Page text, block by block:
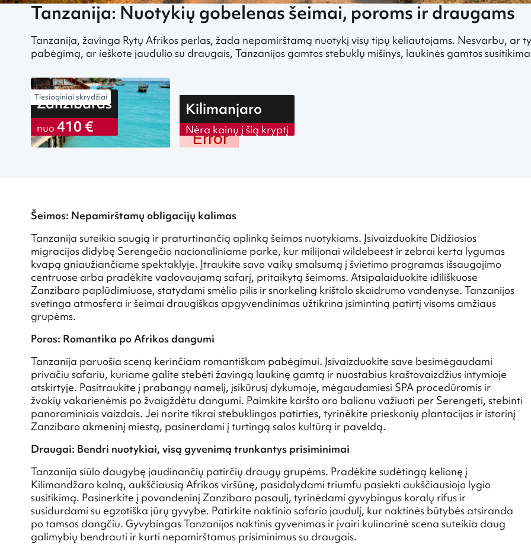
Tanzanija: Nuotykių gobelenas šeimai, poroms ir draugams
Tanzanija, žavinga Rytų Afrikos perlas, žada nepamirštamą nuotykį visų tipų keliautojams. Nesvarbu, ar
pabėgimą, ar ieškote jaudulio su draugais, Tanzanijos gamtos stebuklų mišinys, laukinės gamtos
Tiesioginiai skrydžiai
Zanzibaras
nuo 410 €
Kilimanjaro
Nėra kainų į šią kryptį
Šeimos: Nepamirštamų obligacijų kalimas
Tanzanija suteikia saugią ir praturtinančią aplinką šeimos nuotykiams. Įsivaizduokite Didžiosios
migracijos didybę Serengečio nacionaliniame parke, kur milijonai wildebeest ir zebrai kerta lygumas
kvapą gniaužiančiame spektaklyje. Įtraukite savo vaikų smalsumą į švietimo programas išsaugojimo
centruose arba pradėkite vadovaujamą safarį, pritaikytą šeimoms. Atsipalaiduokite idiliškuose
Zanzibaro paplūdimiuose, statydami smėlio pilis ir snorkeling krištolo skaidrumo vandenyse. Tanzanijos
svetinga atmosfera ir šeimai draugiškas apgyvendinimas užtikrina įsimintiną patirtį visoms amžiaus
grupėms.
Poros: Romantika po Afrikos dangumi
Tanzanija paruošia sceną kerinčiam romantiškam pabėgimui. Įsivaizduokite save besimėgaudami
privačiu safariu, kuriame galite stebėti žavingą laukinę gamtą ir nuostabius kraštovaizdžius intymioje
atskirtyje. Pasitraukite į prabangų namelį, įsikūrusį dykumoje, mėgaudamiesi SPA procedūromis ir
žvakių vakarienėmis po žvaigždėtu dangumi. Paimkite karšto oro balionu važiuoti per Serengeti, stebinti
panoraminiais vaizdais. Jei norite tikrai stebuklingos patirties, tyrinėkite prieskonių plantacijas ir istorinį
Zanzibaro akmeninį miestą, pasinerdami į turtingą salos kultūrą ir paveldą.
Draugai: Bendri nuotykiai, visą gyvenimą trunkantys prisiminimai
Tanzanija siūlo daugybę jaudinančių patirčių draugų grupėms. Pradėkite sudėtingą kelionę į
Kilimandžaro kalną, aukščiausią Afrikos viršūnę, pasidalydami triumfu pasiekti aukščiausiojo lygio
susitikimą. Pasinerkite į povandeninį Zanzibaro pasaulį, tyrinėdami gyvybingus koralų rifus ir
susidurdami su egzotiška jūrų gyvybe. Patirkite naktinio safario jaudulį, kur naktinės būtybės atsiranda
po tamsos dangčiu. Gyvybingas Tanzanijos naktinis gyvenimas ir įvairi kulinarinė scena suteikia daug
galimybių bendrauti ir kurti nepamirštamus prisiminimus su draugais.